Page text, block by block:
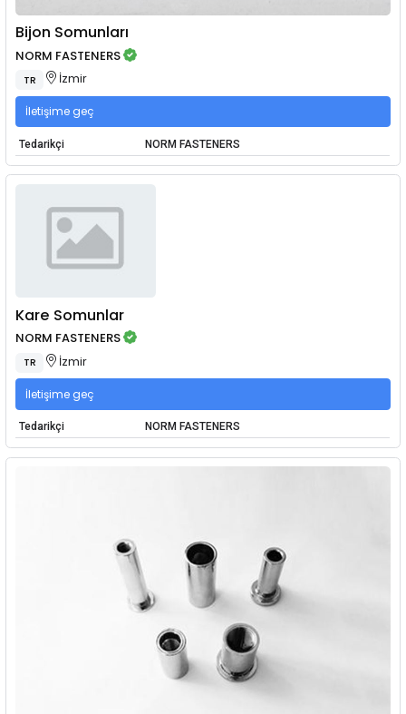
Bijon Somunları
NORM FASTENERS
TR İzmir
İletişime geç
Tedarikçi NORM FASTENERS
Kare Somunlar
NORM FASTENERS
TR İzmir
İletişime geç
Tedarikçi NORM FASTENERS